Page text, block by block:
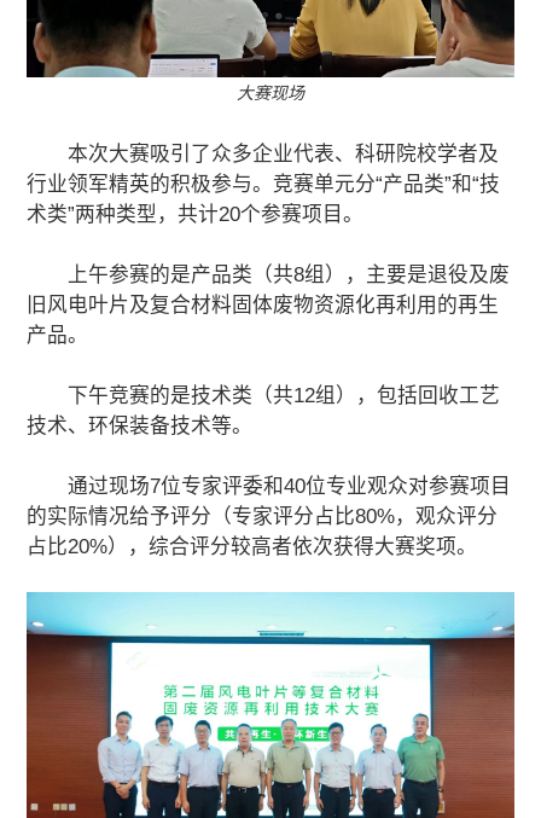
大赛现场
本次大赛吸引了众多企业代表、科研院校学者及
行业领军精英的积极参与。竞赛单元分“产品类”和“技
术类”两种类型，共计20个参赛项目。
上午参赛的是产品类（共8组），主要是退役及废
旧风电叶片及复合材料固体废物资源化再利用的再生
产品。
下午竞赛的是技术类（共12组），包括回收工艺
技术、环保装备技术等。
通过现场7位专家评委和40位专业观众对参赛项目
的实际情况给予评分（专家评分占比80%，观众评分
占比20%），综合评分较高者依次获得大赛奖项。